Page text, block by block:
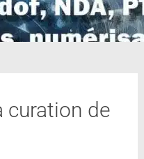
curation de